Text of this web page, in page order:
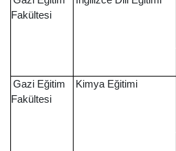
Fakültesi
Gazi Eğitim
Fakültesi
Kimya Eğitimi